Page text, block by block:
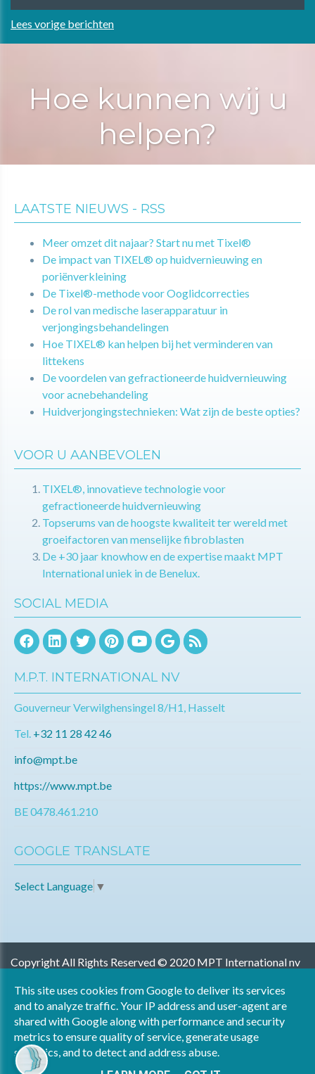
Lees vorige berichten
Hoe kunnen wij u
helpen?
LAATSTE NIEUWS - RSS
Meer omzet dit najaar? Start nu met Tixel®
De impact van TIXEL® op huidvernieuwing en
poriënverkleining
De Tixel®-methode voor Ooglidcorrecties
De rol van medische laserapparatuur in
verjongingsbehandelingen
Hoe TIXEL® kan helpen bij het verminderen van
littekens
De voordelen van gefractioneerde huidvernieuwing
voor acnebehandeling
Huidverjongingstechnieken: Wat zijn de beste opties?
VOOR U AANBEVOLEN
TIXEL®, innovatieve technologie voor
gefractioneerde huidvernieuwing
Topserums van de hoogste kwaliteit ter wereld met
groeifactoren van menselijke fibroblasten
De +30 jaar knowhow en de expertise maakt MPT
International uniek in de Benelux.
SOCIAL MEDIA
M.P.T. INTERNATIONAL NV
Gouverneur Verwilghensingel 8/H1, Hasselt
Tel. +32 11 28 42 46
info@mpt.be
https://www.mpt.be
BE 0478.461.210
GOOGLE TRANSLATE
Select Language ▼
Copyright All Rights Reserved © 2020 MPT International nv
Privacy & Cookies
UP-TO-DATE WebDesign
This site uses cookies from Google to deliver its services
and to analyze traffic. Your IP address and user-agent are
shared with Google along with performance and security
metrics to ensure quality of service, generate usage
statistics, and to detect and address abuse.